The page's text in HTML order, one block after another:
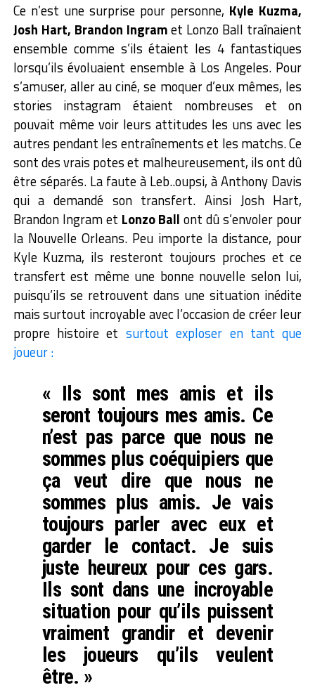
Ce n’est une surprise pour personne, Kyle Kuzma,
Josh Hart, Brandon Ingramet Lonzo Ball traînaient
ensemble comme s’ils étaient les 4 fantastiques
lorsqu’ils évoluaient ensemble à Los Angeles. Pour
s’amuser, aller au ciné, se moquer d’eux mêmes, les
stories instagram étaient nombreuses et on
pouvait même voir leurs attitudes les uns avec les
autres pendant les entraînements et les matchs. Ce
sont des vrais potes et malheureusement, ils ont dû
être séparés. La faute à Leb..oupsi, à Anthony Davis
qui a demandé son transfert. Ainsi Josh Hart,
Brandon Ingram et Lonzo Ball ont dû s’envoler pour
la Nouvelle Orleans. Peu importe la distance, pour
Kyle Kuzma, ils resteront toujours proches et ce
transfert est même une bonne nouvelle selon lui,
puisqu’ils se retrouvent dans une situation inédite
mais surtout incroyable avec l’occasion de créer leur
propre histoire et surtout exploser en tant que
joueur :
« Ils sont mes amis et ils
seront toujours mes amis. Ce
n’est pas parce que nous ne
sommes plus coéquipiers que
ça veut dire que nous ne
sommes plus amis. Je vais
toujours parler avec eux et
garder le contact. Je suis
juste heureux pour ces gars.
Ils sont dans une incroyable
situation pour qu’ils puissent
vraiment grandir et devenir
les joueurs qu’ils veulent
être. »